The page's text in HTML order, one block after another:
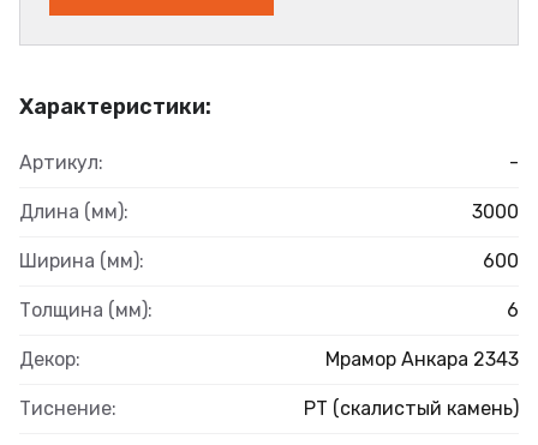
Характеристики:
Артикул: -
Длина (мм): 3000
Ширина (мм): 600
Толщина (мм): 6
Декор: Мрамор Анкара 2343
Тиснение: PT (скалистый камень)